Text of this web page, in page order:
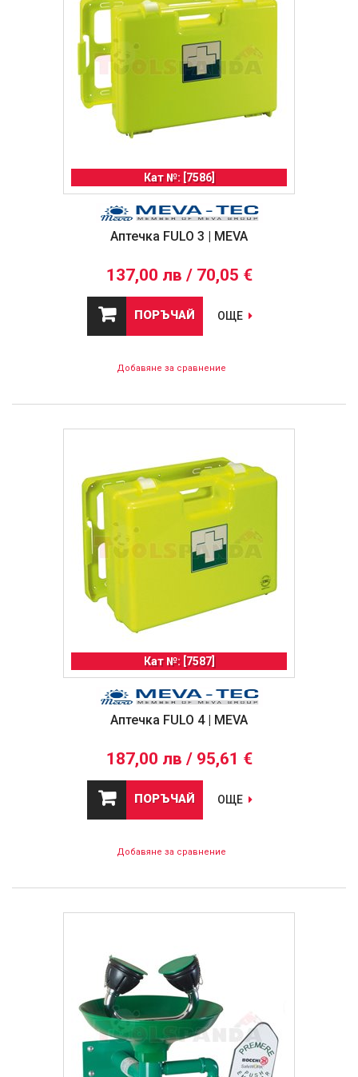
Кат №: [7586]
Аптечка FULO 3 | MEVA
137,00 лв / 70,05 €
ПОРЪЧАЙ ОЩЕ
Добавяне за сравнение
Кат №: [7587]
Аптечка FULO 4 | MEVA
187,00 лв / 95,61 €
ПОРЪЧАЙ ОЩЕ
Добавяне за сравнение